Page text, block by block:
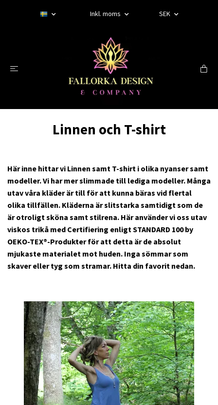
Inkl. moms SEK
Linnen och T-shirt
Här inne hittar vi Linnen samt T-shirt i olika nyanser samt
modeller. Vi har mer slimmade till lediga modeller. Många
utav våra kläder är till för att kunna bäras vid flertal
olika tillfällen. Kläderna är slitstarka samtidigt som de
är otroligt sköna samt stilrena. Här använder vi oss utav
viskos trikå med Certifiering enligt STANDARD 100 by
OEKO-TEX®-Produkter för att detta är de absolut
mjukaste materialet mot huden. Inga sömmar som
skaver eller tyg som stramar. Hitta din favorit nedan.